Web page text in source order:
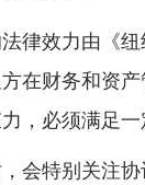
律效力由《
在财务和资
，必须满足
会特别关注